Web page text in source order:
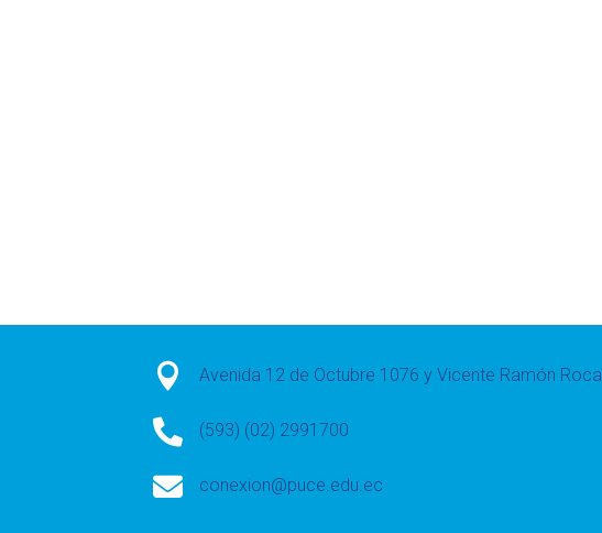
 Avenida 12 de Octubre 1076 y Vicente Ramón Roca
 (593) (02) 2991700
 conexion@puce.edu.ec